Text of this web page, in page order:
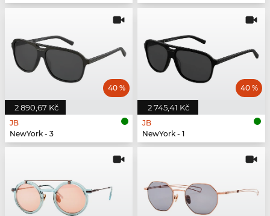
2 890,67 Kč
40 %
JB
NewYork - 3
2 745,41 Kč
40 %
JB
NewYork - 1